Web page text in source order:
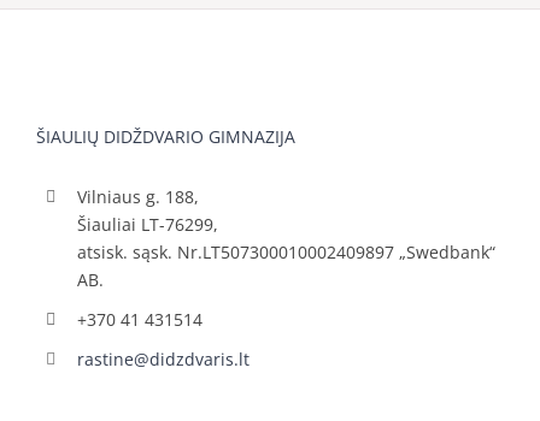
ŠIAULIŲ DIDŽDVARIO GIMNAZIJA
Vilniaus g. 188,
Šiauliai LT-76299,
atsisk. sąsk. Nr.LT507300010002409897 „Swedbank“
AB.
+370 41 431514
rastine@didzdvaris.lt